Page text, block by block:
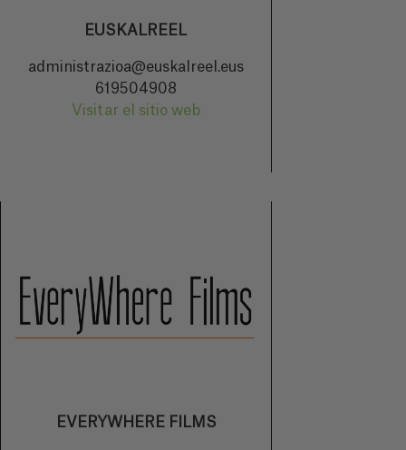
EUSKALREEL
administrazioa@euskalreel.eus
619504908
Visitar el sitio web
EVERYWHERE FILMS